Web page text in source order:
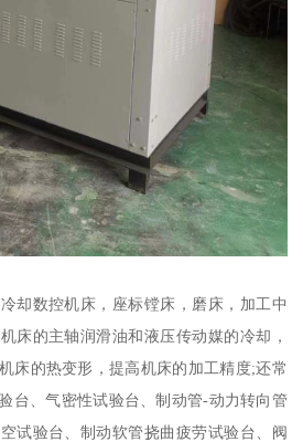
却数控机床，座标镗床，磨床，加工中
床的主轴润滑油和液压传动媒的冷却，
床的热变形，提高机床的加工精度;还常
台、气密性试验台、制动管-动力转向管
试验台、制动软管挠曲疲劳试验台、阀